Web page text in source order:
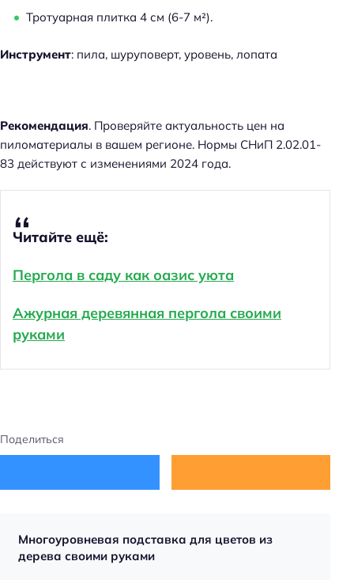
Тротуарная плитка 4 см (6-7 м²).
Инструмент: пила, шуруповерт, уровень, лопата
Рекомендация. Проверяйте актуальность цен на
пиломатериалы в вашем регионе. Нормы СНиП 2.02.01-
83 действуют с изменениями 2024 года.
Читайте ещё:
Пергола в саду как оазис уюта
Ажурная деревянная пергола своими
руками
Поделиться
Многоуровневая подставка для цветов из
дерева своими руками